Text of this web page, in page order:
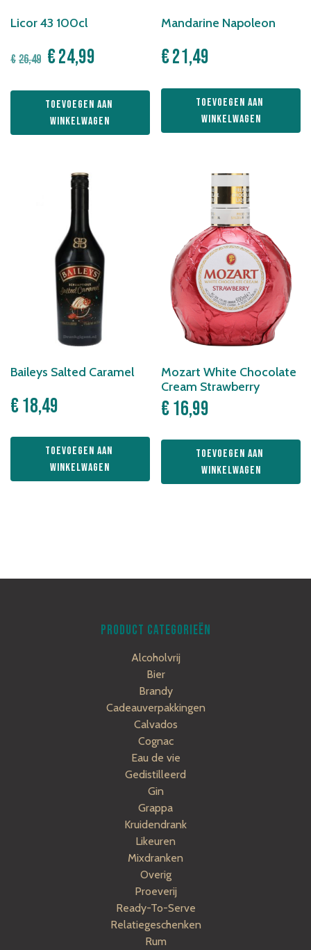
Licor 43 100cl
€26,49 Oorspronkelijke
was:
€26,49.
€24,99
is:
€24,99.
Toevoegen aan
winkelwagen
Mandarine Napoleon
€21,49
Toevoegen aan
winkelwagen
Baileys Salted Caramel
€18,49
Toevoegen aan
winkelwagen
Mozart White Chocolate
Cream Strawberry
€16,99
Toevoegen aan
winkelwagen
PRODUCT CATEGORIEËN
Alcoholvrij
Bier
Brandy
Cadeauverpakkingen
Calvados
Cognac
Eau de vie
Gedistilleerd
Gin
Grappa
Kruidendrank
Likeuren
Mixdranken
Overig
Proeverij
Ready-To-Serve
Relatiegeschenken
Rum